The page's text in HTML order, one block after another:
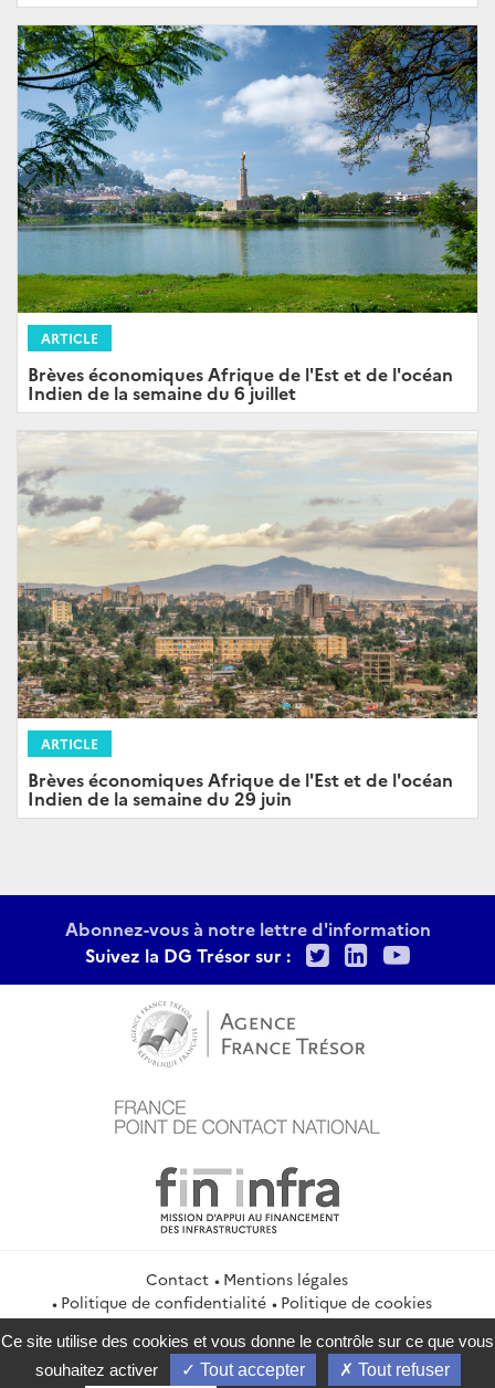
ARTICLE
Brèves économiques Afrique de l'Est et de l'océan
Indien de la semaine du 6 juillet
ARTICLE
Brèves économiques Afrique de l'Est et de l'océan
Indien de la semaine du 29 juin
Abonnez-vous à notre lettre d'information
Suivez la DG Trésor sur :
TwitterLinkedIn
Contact
Mentions légales
Politique de confidentialité
Politique de cookies
Gestion des cookies
Flux RSS
service-public.gouv.fr
legifrance.gouv.fr
info.gouv.fr
Ce site utilise des cookies et vous donne le contrôle sur ce que vous
souhaitez activer
Tout accepter Tout refuser